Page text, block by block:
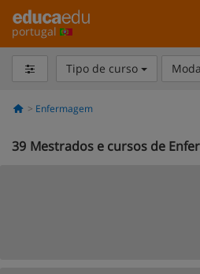
portugal
Tipo de curso
Enfermagem
39 Mestrados e cursos de